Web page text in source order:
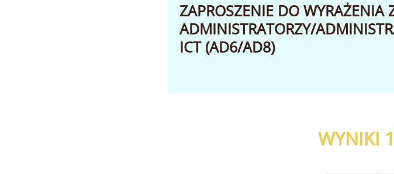
ZAPROSZENIE DO WYRAŻENIA
ADMINISTRATORZY/
ICT (AD6/AD8)
WYNIKI